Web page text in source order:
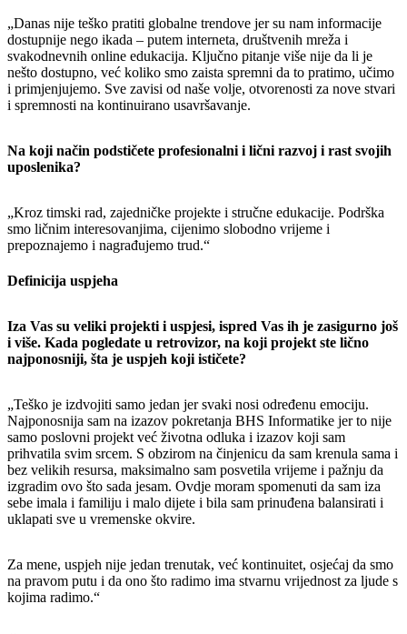
„Danas nije teško pratiti globalne trendove jer su nam informacije
dostupnije nego ikada – putem interneta, društvenih mreža i
svakodnevnih online edukacija. Ključno pitanje više nije da li je
nešto dostupno, već koliko smo zaista spremni da to pratimo, učimo
i primjenjujemo. Sve zavisi od naše volje, otvorenosti za nove stvari
i spremnosti na kontinuirano usavršavanje.
Na koji način podstičete profesionalni i lični razvoj i rast svojih
uposlenika?
„Kroz timski rad, zajedničke projekte i stručne edukacije. Podrška
smo ličnim interesovanjima, cijenimo slobodno vrijeme i
prepoznajemo i nagrađujemo trud.“
Definicija uspjeha
Iza Vas su veliki projekti i uspjesi, ispred Vas ih je zasigurno još
i više. Kada pogledate u retrovizor, na koji projekt ste lično
najponosniji, šta je uspjeh koji ističete?
„Teško je izdvojiti samo jedan jer svaki nosi određenu emociju.
Najponosnija sam na izazov pokretanja BHS Informatike jer to nije
samo poslovni projekt već životna odluka i izazov koji sam
prihvatila svim srcem. S obzirom na činjenicu da sam krenula sama i
bez velikih resursa, maksimalno sam posvetila vrijeme i pažnju da
izgradim ovo što sada jesam. Ovdje moram spomenuti da sam iza
sebe imala i familiju i malo dijete i bila sam prinuđena balansirati i
uklapati sve u vremenske okvire.
Za mene, uspjeh nije jedan trenutak, već kontinuitet, osjećaj da smo
na pravom putu i da ono što radimo ima stvarnu vrijednost za ljude s
kojima radimo.“